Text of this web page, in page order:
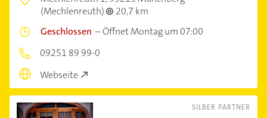
(Mechlenreuth)
20,7 km
Geschlossen –Öffnet Montag um 07:00
09251 89 99-0
Webseite
SILBER PARTNER